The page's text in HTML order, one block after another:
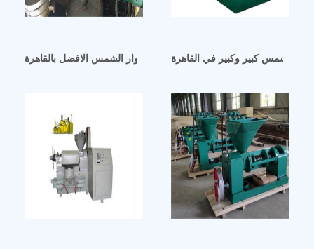
خط انتاج زيت دوار الشمس الافضل بالقاهرةالشمس كبير وكبير في القاهرة